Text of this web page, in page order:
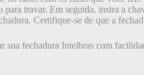
travar. Em seguida, insira a
Certifique-se de que a
sua fechadura Intelbras com